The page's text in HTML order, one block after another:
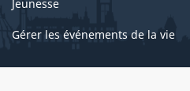
Jeunesse
Gérer les événements de la vie